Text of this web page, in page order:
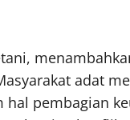
adat
pembagian